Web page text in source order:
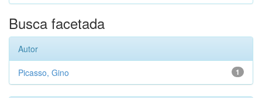
Busca facetada
Autor
1
Picasso, Gino